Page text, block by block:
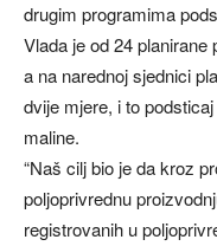
drugim programima
Vlada je od 24
a na narednoj sjednici
dvije mjere, i to
maline.
“Naš cilj bio je da kroz
poljoprivrednu
registrovanih u